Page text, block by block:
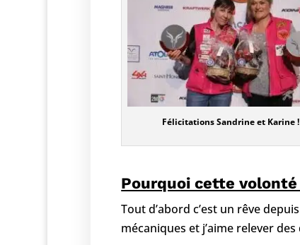
Félicitations Sandrine et Karine !
Pourquoi cette
Tout d’abord c’est un rêve
mécaniques et j’aime relever des